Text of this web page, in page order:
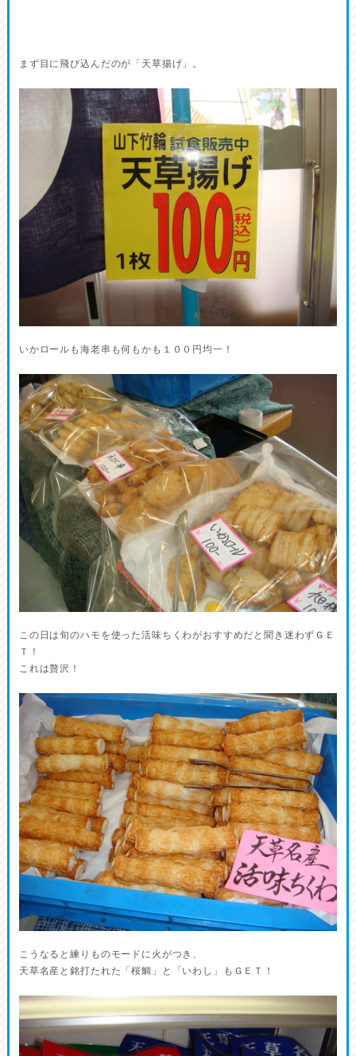
まず目に飛び込んだのが「天草揚げ」。
いかロールも海老串も何もかも１００円均一！
この日は旬のハモを使った活味ちくわがおすすめだと聞き迷わずＧＥ
Ｔ！
これは贅沢！
こうなると練りものモードに火がつき、
天草名産と銘打たれた「桜鯛」と「いわし」もＧＥＴ！